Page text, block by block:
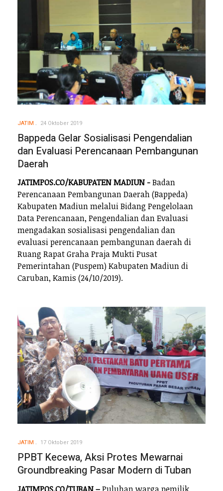
JATIM 24 Oktober 2019
Bappeda Gelar Sosialisasi Pengendalian
dan Evaluasi Perencanaan Pembangunan
Daerah
JATIMPOS.CO/KABUPATEN MADIUN -Badan
Perencanaan Pembangunan Daerah (Bappeda)
Kabupaten Madiun melalui Bidang Pengelolaan
Data Perencanaan, Pengendalian dan Evaluasi
mengadakan sosialisasi pengendalian dan
evaluasi perencanaan pembangunan daerah di
Ruang Rapat Graha Praja Mukti Pusat
Pemerintahan (Puspem) Kabupaten Madiun di
Caruban, Kamis (24/10/2019).
JATIM 17 Oktober 2019
PPBT Kecewa, Aksi Protes Mewarnai
Groundbreaking Pasar Modern di Tuban